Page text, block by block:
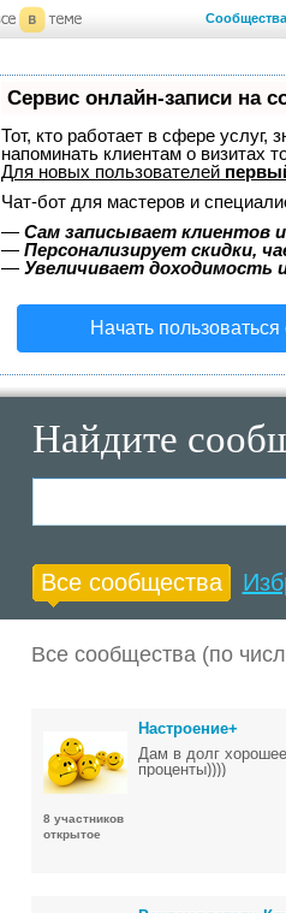
Сообщества
Сервис онлайн-записи на
Тот, кто работает в сфере услуг,
напоминать клиентам о
Для новых пользователей
Чат-бот для мастеров и
— Сам записывает клиентов
— Персонализирует скидки,
— Увеличивает доходимость
Начать
Найдите
Все сообщества
Все сообщества (по
8 участников
открытое
Настроение+
Дам в долг
проценты))))